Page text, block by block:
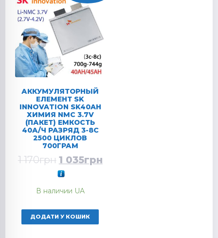
АККУМУЛЯТОРНЫЙ
ЕЛЕМЕНТ SK
INNOVATION SK40AH
ХИМИЯ NMC 3.7V
(ПАКЕТ) ЕМКОСТЬ
40А/Ч РАЗРЯД 3-8C
2500 ЦИКЛОВ
700ГРАМ
1 170грн 1 035грн
В наличии UA
ДОДАТИ У КОШИК